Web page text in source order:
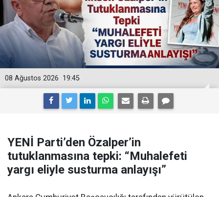
19:45
08 Ağustos 2026
YENİ Parti’den Özalper’in
tutuklanmasına tepki: “Muhalefeti
yargı eliyle susturma anlayışı”